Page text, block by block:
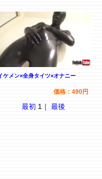
ケメン×全身タイツ×オナニー
価格：490円
最初 1｜ 最後